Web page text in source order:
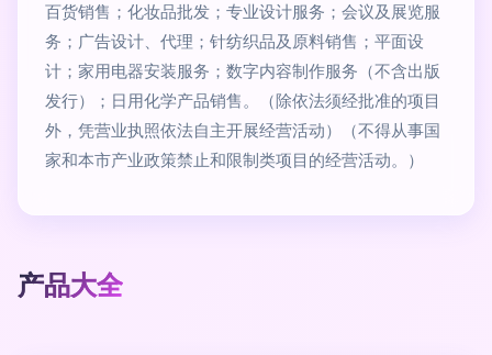
百货销售；化妆品批发；专业设计服务；会议及展览服
务；广告设计、代理；针纺织品及原料销售；平面设
计；家用电器安装服务；数字内容制作服务（不含出版
发行）；日用化学产品销售。（除依法须经批准的项目
外，凭营业执照依法自主开展经营活动）（不得从事国
家和本市产业政策禁止和限制类项目的经营活动。）
产品大全